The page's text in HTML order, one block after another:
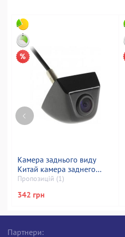
Камера заднього виду
Китай камера заднего
вида в автомобиль
Пропозицій (1)
342 грн
Партнери: